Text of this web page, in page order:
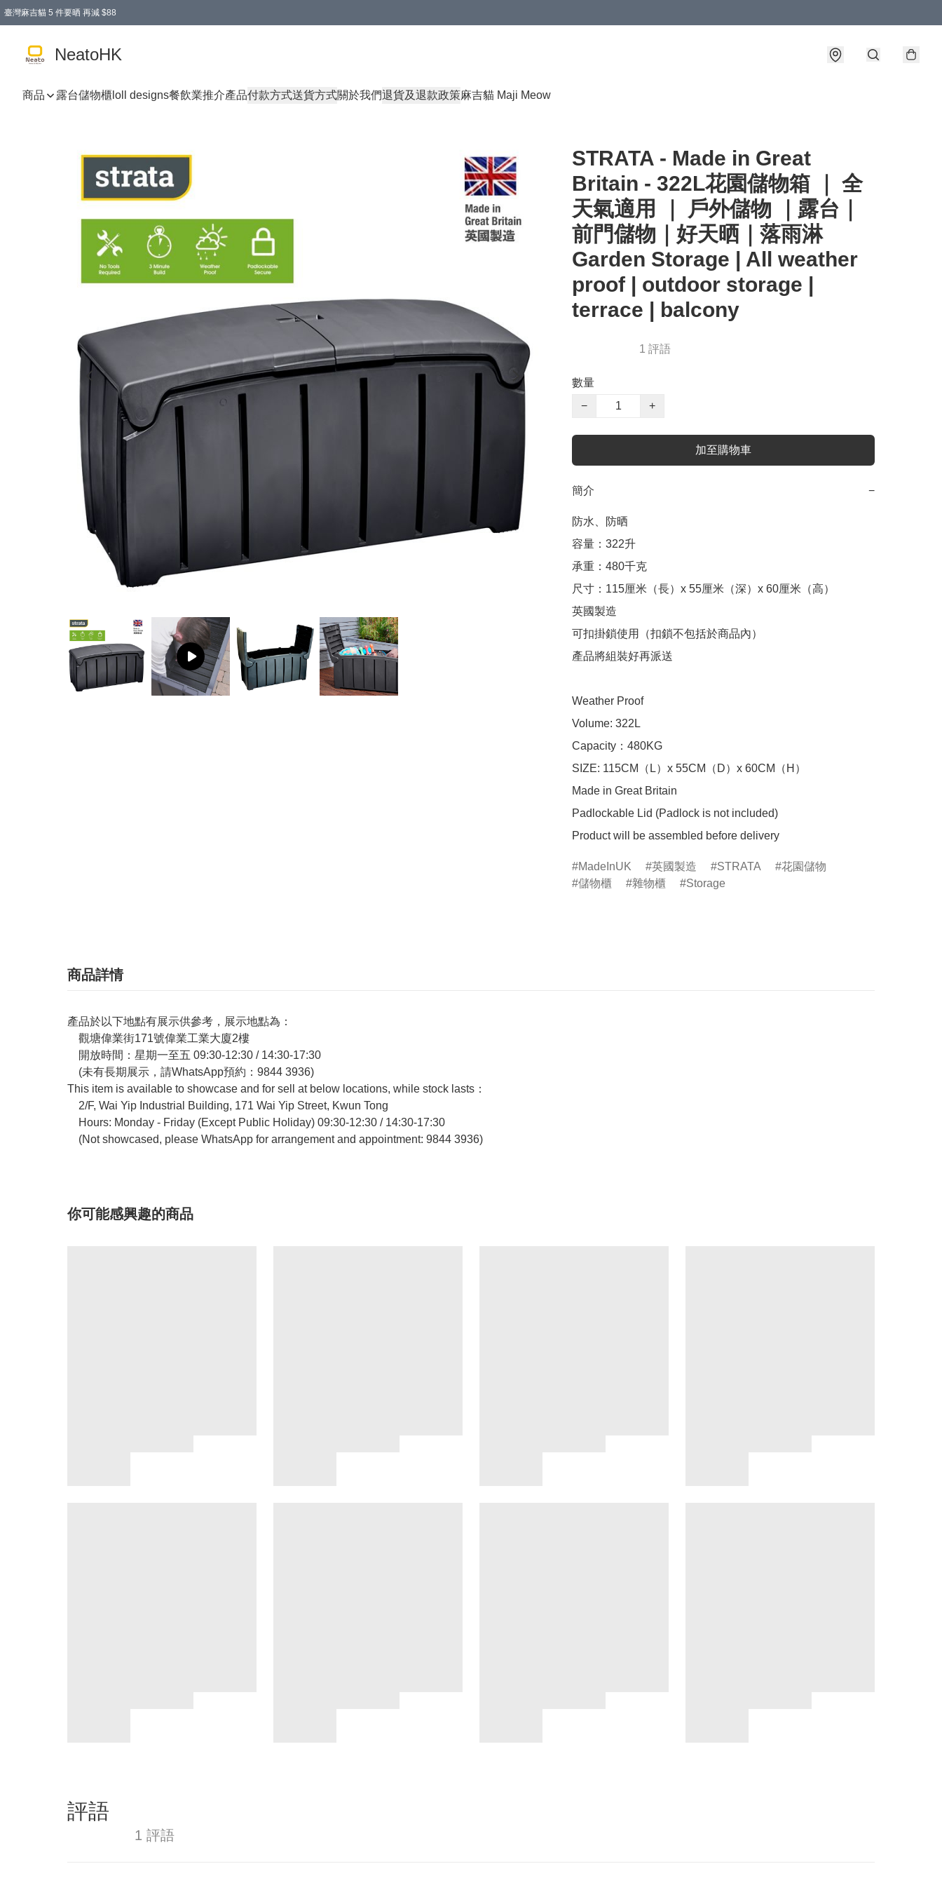
臺灣麻吉貓 5 件要晒 再減 $88
NeatoHK
商品 露台儲物櫃 loll designs餐飲業推介產品付款方式送貨方式關於我們退貨及退款政策麻吉貓 Maji Meow
STRATA - Made in Great
Britain - 322L花園儲物箱 ｜ 全
天氣適用 ｜ 戶外儲物 ｜露台｜
前門儲物｜好天晒｜落雨淋
Garden Storage | All weather
proof | outdoor storage |
terrace | balcony
1 評語
數量
−
+
加至購物車
簡介 −
防水、防晒
容量：322升
承重：480千克
尺寸：115厘米（長）x 55厘米（深）x 60厘米（高）
英國製造
可扣掛鎖使用（扣鎖不包括於商品內）
產品將組裝好再派送
Weather Proof
Volume: 322L
Capacity：480KG
SIZE: 115CM（L）x 55CM（D）x 60CM（H）
Made in Great Britain
Padlockable Lid (Padlock is not included)
Product will be assembled before delivery
MadeInUK 英國製造 STRATA
花園儲物
儲物櫃
雜物櫃 Storage
商品詳情
產品於以下地點有展示供參考，展示地點為：
觀塘偉業街171號偉業工業大廈2樓
開放時間：星期一至五 09:30-12:30 / 14:30-17:30
(未有長期展示，請WhatsApp預約：9844 3936)
This item is available to showcase and for sell at below locations, while stock lasts：
2/F, Wai Yip Industrial Building, 171 Wai Yip Street, Kwun Tong
Hours: Monday - Friday (Except Public Holiday) 09:30-12:30 / 14:30-17:30
(Not showcased, please WhatsApp for arrangement and appointment: 9844 3936)
你可能感興趣的商品
評語
1 評語